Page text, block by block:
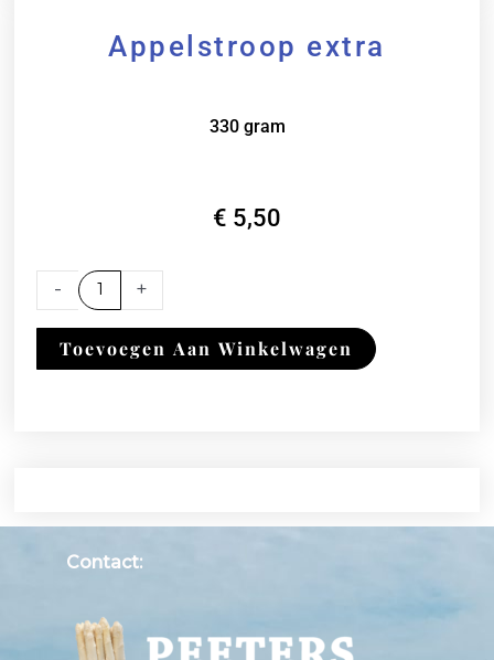
Appelstroop extra
330 gram
€ 5,50
-
Appelstroop
extra
aantal
+
Toevoegen Aan Winkelwagen
Contact: